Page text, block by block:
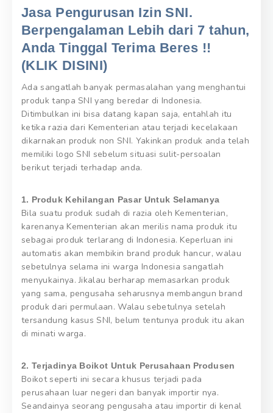
Jasa Pengurusan Izin SNI.
Berpengalaman Lebih dari 7 tahun,
Anda Tinggal Terima Beres !!
(KLIK DISINI)
Ada sangatlah banyak permasalahan yang menghantui
produk tanpa SNI yang beredar di Indonesia.
Ditimbulkan ini bisa datang kapan saja, entahlah itu
ketika razia dari Kementerian atau terjadi kecelakaan
dikarnakan produk non SNI. Yakinkan produk anda telah
memiliki logo SNI sebelum situasi sulit-persoalan
berikut terjadi terhadap anda.
1. Produk Kehilangan Pasar Untuk Selamanya
Bila suatu produk sudah di razia oleh Kementerian,
karenanya Kementerian akan merilis nama produk itu
sebagai produk terlarang di Indonesia. Keperluan ini
automatis akan membikin brand produk hancur, walau
sebetulnya selama ini warga Indonesia sangatlah
menyukainya. Jikalau berharap memasarkan produk
yang sama, pengusaha seharusnya membangun brand
produk dari permulaan. Walau sebetulnya setelah
tersandung kasus SNI, belum tentunya produk itu akan
di minati warga.
2. Terjadinya Boikot Untuk Perusahaan Produsen
Boikot seperti ini secara khusus terjadi pada
perusahaan luar negeri dan banyak importir nya.
Seandainya seorang pengusaha atau importir di kenal